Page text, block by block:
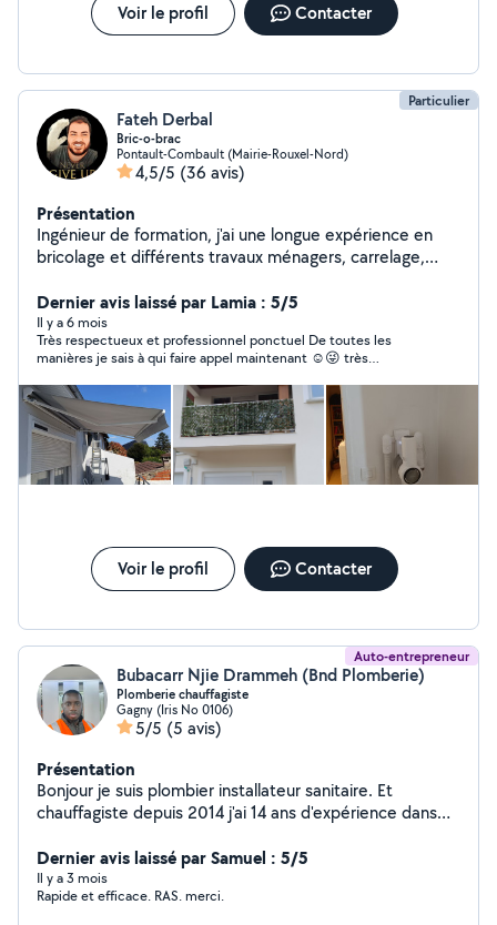
Voir le profil Contacter
Particulier
Fateh Derbal
Bric-o-brac
Pontault-Combault (Mairie-Rouxel-Nord)
4,5/5 (36 avis)
Présentation
Ingénieur de formation, j'ai une longue expérience en
bricolage et différents travaux ménagers, carrelage,
Dernier avis laissé par Lamia : 5/5
Il y a 6 mois
Très respectueux et professionnel ponctuel De toutes les
manières je sais à qui faire appel maintenant ☺️😜 très
Voir le profil Contacter
Auto-entrepreneur
Bubacarr Njie Drammeh (Bnd Plomberie)
Plomberie chauffagiste
Gagny (Iris No 0106)
5/5 (5 avis)
Présentation
Bonjour je suis plombier installateur sanitaire. Et
chauffagiste depuis 2014 j'ai 14 ans d'expérience dans
installation sanitaire
Dernier avis laissé par Samuel : 5/5
Il y a 3 mois
Rapide et efficace. RAS. merci.